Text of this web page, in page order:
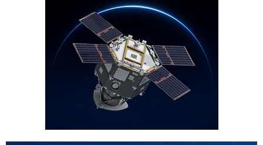
Данные с российских спутников
Топографические, тематические и специальные карты
Картография
Банковское дело и Страхование
Оборона и Геопространственная разведка
Картография
Судебная экспертиза